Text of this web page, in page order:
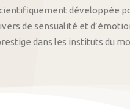
développée
de sensualité et
dans les instituts du